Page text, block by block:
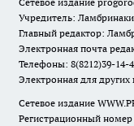
Учредитель:
Главный редактор:
Электронная почта
Телефоны: 8(8212)39-14-
Электронная для
Сетевое издание
Регистрационный